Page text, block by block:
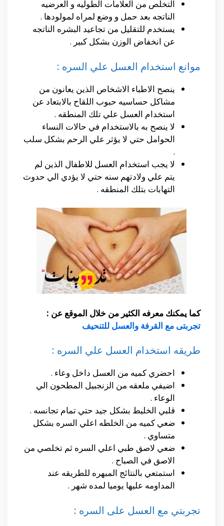
التخلص من العلامات الطوليه و العرضيه
الناتجه بعد حمل و وضع لمراه لمولودها .
يستخدم للتقليل من تجاعيد البشره الناتجه
عن انخفاض الوزن بشكل كبير .
موانع استخدام العسل علي السره :
ينصح الاطباء الاشخاص الذين يعانون من
مشاكل حساسيه حبوب اللقاح بالابتعاد عن
استخدام العسل علي تلك المنطقه .
لا ينصح به بالاستخدام في حالات النساء
الحوامل حتي لا يؤثر علي الرحم بشكل سلب
.
لا يجب استخدام العسل للاطفال الذين لم
يتم علي ولادتهم سنه حتي لا يؤدي الي حدوث
التهابات بتلك المنطقه .
كما يمكنك معرفه الكثير من خلال الموقع عن :
تجربتى مع القرفة والعسل للتنحيف
طريقه استخدام العسل علي السره :
احضري كميه من العسل داخل وعاء .
اضيفي ملعقه من الزنجبيل المطحون الي
الوعاء .
قلبي الخليط بشكل جيد حتي تمام تجانسه .
ضعي كميه من الخلطه اعلي السره بشكل
متساوي .
ضعي لاصق طبي اعلي السره ثم تخلصي من
الاصق في الصباح .
استمتعي بالنتائج المبهره للطريقه عند
المداومه عليها يوميا لمده شهر .
تجربتي مع العسل على السره :